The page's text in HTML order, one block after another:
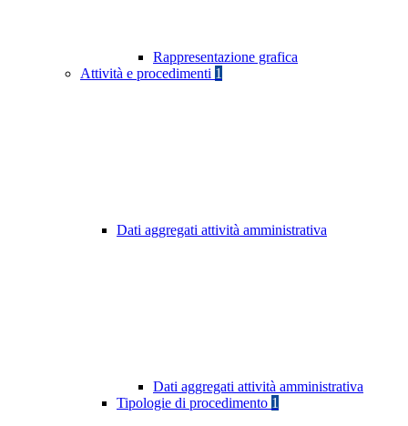
Rappresentazione grafica
Attività e procedimenti 1
Dati aggregati attività amministrativa
Dati aggregati attività amministrativa
Tipologie di procedimento 1